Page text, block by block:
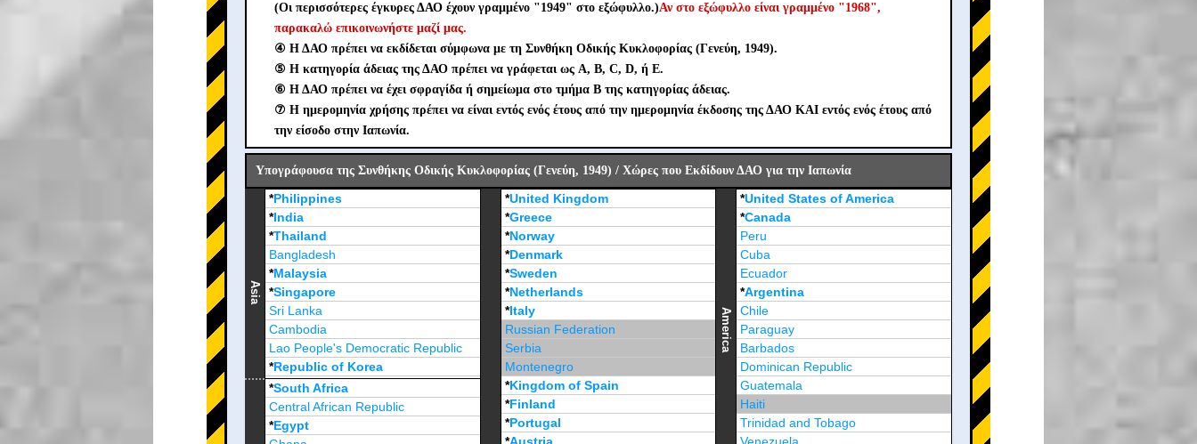
(Οι περισσότερες έγκυρες ΔΑΟ έχουν γραμμένο "1949" στο εξώφυλλο.)Αν στο εξώφυλλο είναι γραμμένο "1968",
παρακαλώ επικοινωνήστε μαζί μας.
④ Η ΔΑΟ πρέπει να εκδίδεται σύμφωνα με τη Συνθήκη Οδικής Κυκλοφορίας (Γενεύη, 1949).
⑤ Η κατηγορία άδειας της ΔΑΟ πρέπει να γράφεται ως A, B, C, D, ή E.
⑥ Η ΔΑΟ πρέπει να έχει σφραγίδα ή σημείωμα στο τμήμα B της κατηγορίας άδειας.
⑦ Η ημερομηνία χρήσης πρέπει να είναι εντός ενός έτους από την ημερομηνία έκδοσης της ΔΑΟ ΚΑΙ εντός ενός έτους από
την είσοδο στην Ιαπωνία.
Υπογράφουσα της Συνθήκης Οδικής Κυκλοφορίας (Γενεύη, 1949) / Χώρες που Εκδίδουν ΔΑΟ για την Ιαπωνία
Asia
*Philippines
*India
*Thailand
Bangladesh
*Malaysia
*Singapore
Sri Lanka
Cambodia
Lao People's Democratic Republic
*Republic of Korea
Brunei Darussalam
*South Africa
Central African Republic
*Egypt
*United Kingdom
*Greece
*Norway
*Denmark
*Sweden
*Netherlands
*Italy
Russian Federation
Serbia
Montenegro
*Kingdom of Spain
*Finland
*Portugal
America
*United States of America
*Canada
Peru
Cuba
Ecuador
*Argentina
Chile
Paraguay
Barbados
Dominican Republic
Guatemala
Haiti
Trinidad and Tobago